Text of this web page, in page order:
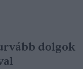
dolgok